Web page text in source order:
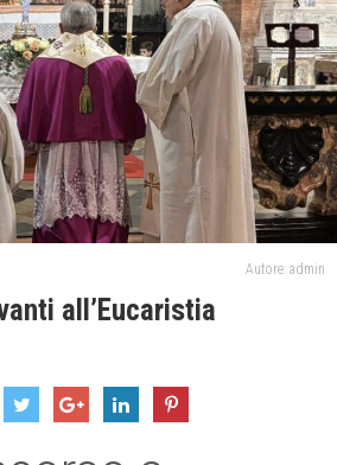
Autore: admin
all’Eucaristia